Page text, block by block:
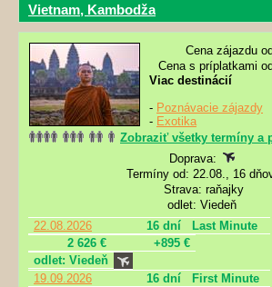
Vietnam, Kambodža
Cena zájazdu
Cena s príplatkami
Viac destinácií
- Poznávacie zájazdy
- Exotika
Zobraziť všetky termíny a
Doprava:
Termíny od: 22.08., 16
Strava: raňajky
odlet: Viedeň
22.08.2026
16 dní
Last Minute
2 626 €
+895 €
odlet: Viedeň
19.09.2026
16 dní
First Minute